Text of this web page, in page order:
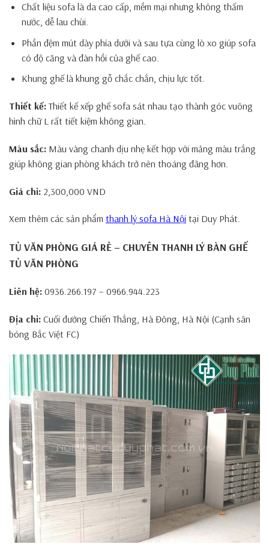
Chất liệu sofa là da cao cấp, mềm mại nhưng không thấm
nước, dễ lau chùi.
Phần đệm mút dày phía dưới và sau tựa cùng lò xo giúp sofa
có độ căng và đàn hồi của ghế cao.
Khung ghế là khung gỗ chắc chắn, chịu lực tốt.
Thiết kế:Thiết kế xếp ghế sofa sát nhau tạo thành góc vuông
hình chữ L rất tiết kiệm không gian.
Màu sắc: Màu vàng chanh dịu nhẹ kết hợp với mảng màu trắng
giúp không gian phòng khách trở nên thoáng đãng hơn.
Giá chỉ: 2,300,000 VND
Xem thêm các sản phẩm thanh lý sofa Hà Nội tại Duy Phát.
TỦ VĂN PHÒNG GIÁ RẺ – CHUYÊN THANH LÝ BÀN GHẾ
TỦ VĂN PHÒNG
Liên hệ: 0936.266.197 – 0966.944.223
Địa chỉ: Cuối đường Chiến Thắng, Hà Đông, Hà Nội (Cạnh sân
bóng Bắc Việt FC)